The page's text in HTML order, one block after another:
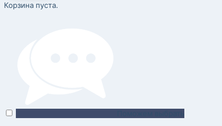
Корзина пуста.